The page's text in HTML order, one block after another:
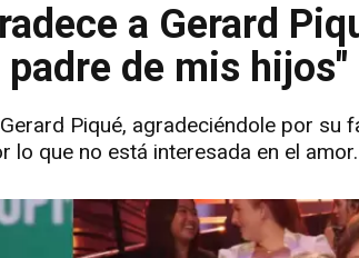
a Gerard
de mis hijos"
Piqué, agradeciéndole por su
que no está interesada en el amor.